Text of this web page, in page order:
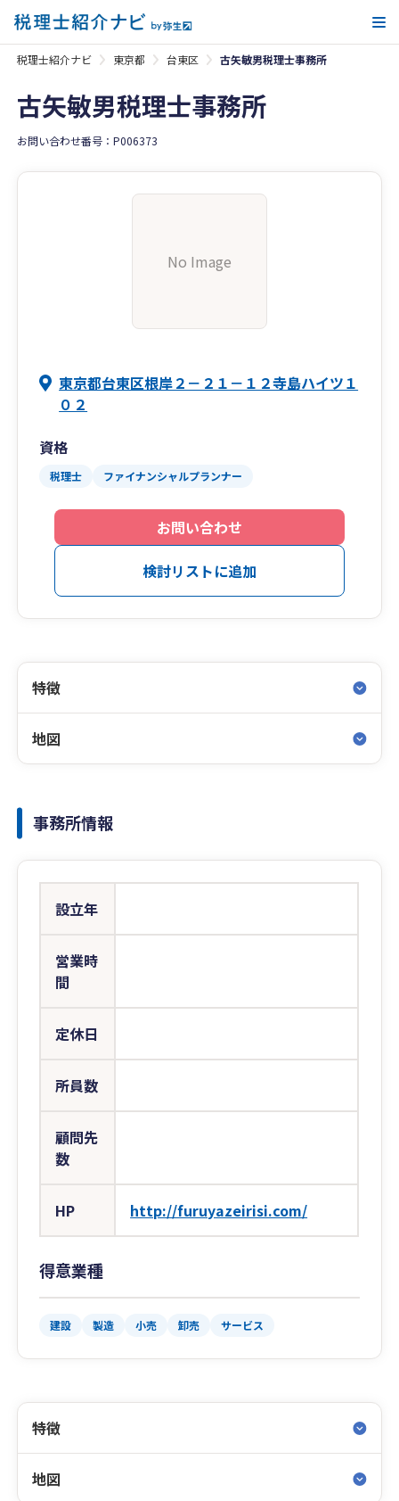
税理士紹介ナビ 東京都 台東区 古矢敏男税理士事務所
古矢敏男税理士事務所
お問い合わせ番号：P006373
No Image
東京都台東区根岸２－２１－１２寺島ハイツ１
０２
資格
税理士 ファイナンシャルプランナー
お問い合わせ
検討リストに追加
特徴
地図
事務所情報
設立年
営業時
間
定休日
所員数
顧問先
数
HP http://furuyazeirisi.com/
得意業種
建設 製造 小売 卸売 サービス
特徴
地図